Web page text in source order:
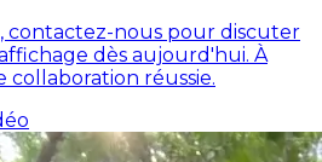
contactez-nous pour discuter
dès aujourd'hui. À
réussie.